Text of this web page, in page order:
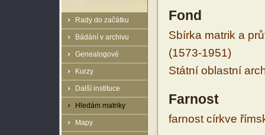
Rady do začátku
Bádání v archivu
Genealogové
Kurzy
Další instituce
Hledám matriky
Mapy
Fond
Sbírka matrik a
(1573-1951)
Státní oblastní
Farnost
farnost církve